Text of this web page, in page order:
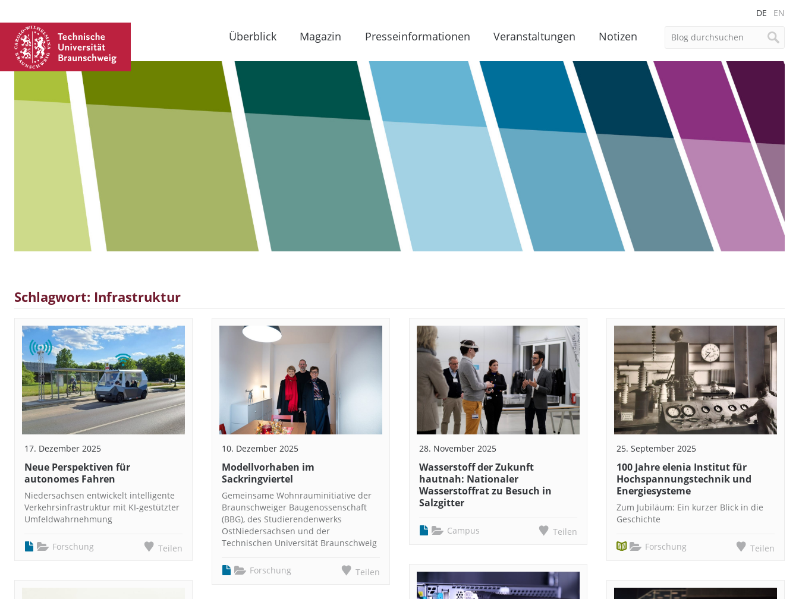
DE EN
Überblick Magazin Presseinformationen Veranstaltungen Notizen
Schlagwort: Infrastruktur
17. Dezember 2025
Neue Perspektiven für
autonomes Fahren
Niedersachsen entwickelt intelligente
Verkehrsinfrastruktur mit KI-gestützter
Umfeldwahrnehmung
Forschung Teilen
10. Dezember 2025
Modellvorhaben im
Sackringviertel
Gemeinsame Wohnrauminitiative der
Braunschweiger Baugenossenschaft
(BBG), des Studierendenwerks
OstNiedersachsen und der
Technischen Universität Braunschweig
Forschung Teilen
28. November 2025
Wasserstoff der Zukunft
hautnah: Nationaler
Wasserstoffrat zu Besuch in
Salzgitter
Campus Teilen
25. September 2025
100 Jahre elenia Institut für
Hochspannungstechnik und
Energiesysteme
Zum Jubiläum: Ein kurzer Blick in die
Geschichte
Forschung Teilen